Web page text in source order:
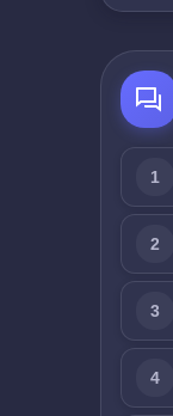
1
2
3
4